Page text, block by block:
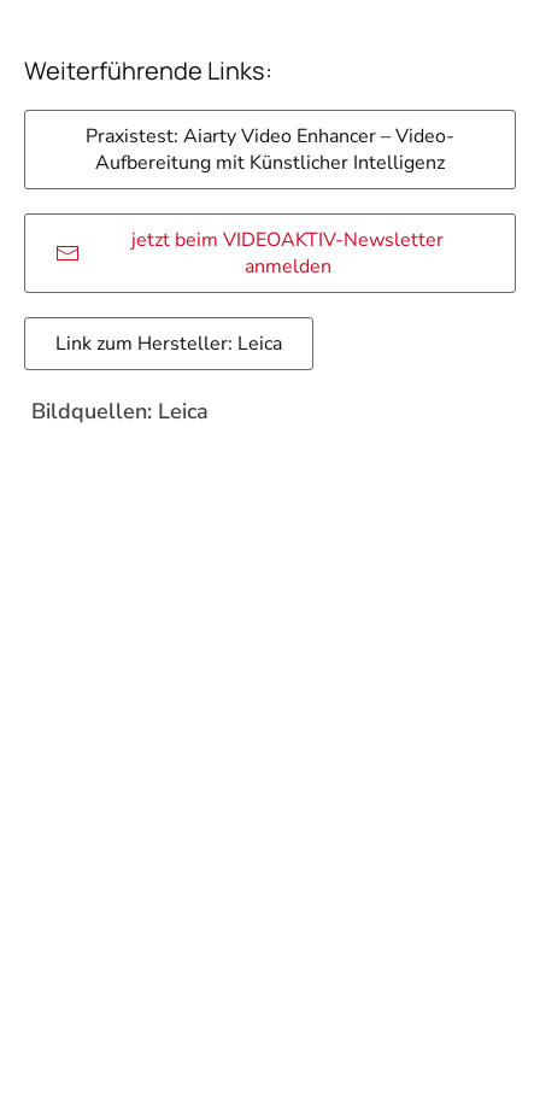
Weiterführende Links:
Praxistest: Aiarty Video Enhancer – Video-
Aufbereitung mit Künstlicher Intelligenz
jetzt beim VIDEOAKTIV-Newsletter
anmelden
Link zum Hersteller: Leica
Bildquellen: Leica